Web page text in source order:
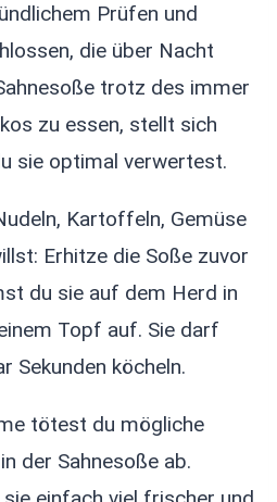
Prüfen und
die über Nacht
trotz des immer
zu essen, stellt sich
sie optimal verwertest.
Kartoffeln, Gemüse
Erhitze die Soße zuvor
du sie auf dem Herd in
Topf auf. Sie darf
Sekunden köcheln.
tötest du mögliche
der Sahnesoße ab.